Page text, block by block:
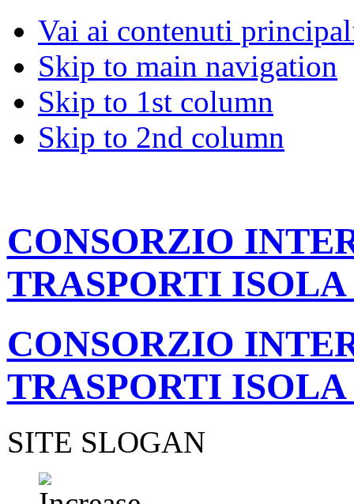
Vai ai contenuti
Skip to main navigation
Skip to 1st column
Skip to 2nd column
CONSORZIO
TRASPORTI
CONSORZIO
TRASPORTI
SITE SLOGAN